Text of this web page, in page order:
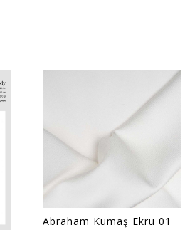
Abraham Kumaş Ekru 01